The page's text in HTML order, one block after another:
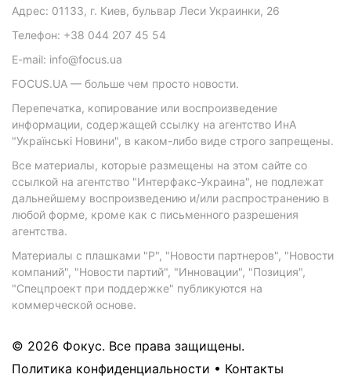
Адрес: 01133, г. Киев, бульвар Леси Украинки, 26
Телефон: +38 044 207 45 54
E-mail: info@focus.ua
FOCUS.UA — больше чем просто новости.
Перепечатка, копирование или воспроизведение
информации, содержащей ссылку на агентство ИнА
"Українські Новини", в каком-либо виде строго запрещены.
Все материалы, которые размещены на этом сайте со
ссылкой на агентство "Интерфакс-Украина", не подлежат
дальнейшему воспроизведению и/или распространению в
любой форме, кроме как с письменного разрешения
агентства.
Материалы с плашками "Р", "Новости партнеров", "Новости
компаний", "Новости партий", "Инновации", "Позиция",
"Спецпроект при поддержке" публикуются на
коммерческой основе.
© 2026 Фокус. Все права защищены.
Политика конфиденциальности • Контакты